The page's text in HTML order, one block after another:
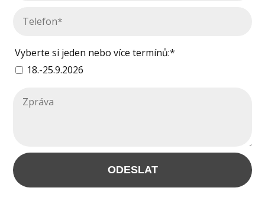
Vyberte si jeden nebo více termínů:*
18.-25.9.2026
ODESLAT